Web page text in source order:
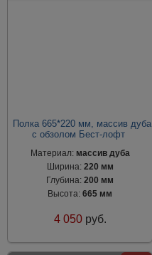
Полка 665*220 мм, массив дуба
с обзолом Бест-лофт
Материал: массив дуба
Ширина: 220 мм
Глубина:200 мм
Высота:665 мм
4 050 руб.